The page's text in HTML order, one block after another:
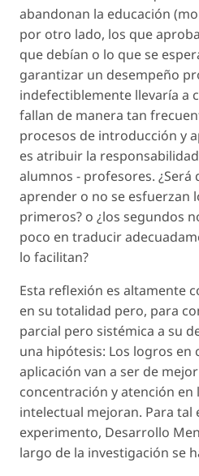
abandonan la educación
por otro lado, los que
que debían o lo que se
garantizar un desempeño
indefectiblemente llevaría a
fallan de manera tan
procesos de introducción y
es atribuir la
alumnos - profesores. ¿Será
aprender o no se esfuerzan
primeros? o ¿los segundos
poco en traducir
lo facilitan?
Esta reflexión es altamente
en su totalidad pero, para
parcial pero sistémica a su
una hipótesis: Los logros en
aplicación van a ser de
concentración y atención en
intelectual mejoran. Para tal
experimento, Desarrollo
largo de la investigación se